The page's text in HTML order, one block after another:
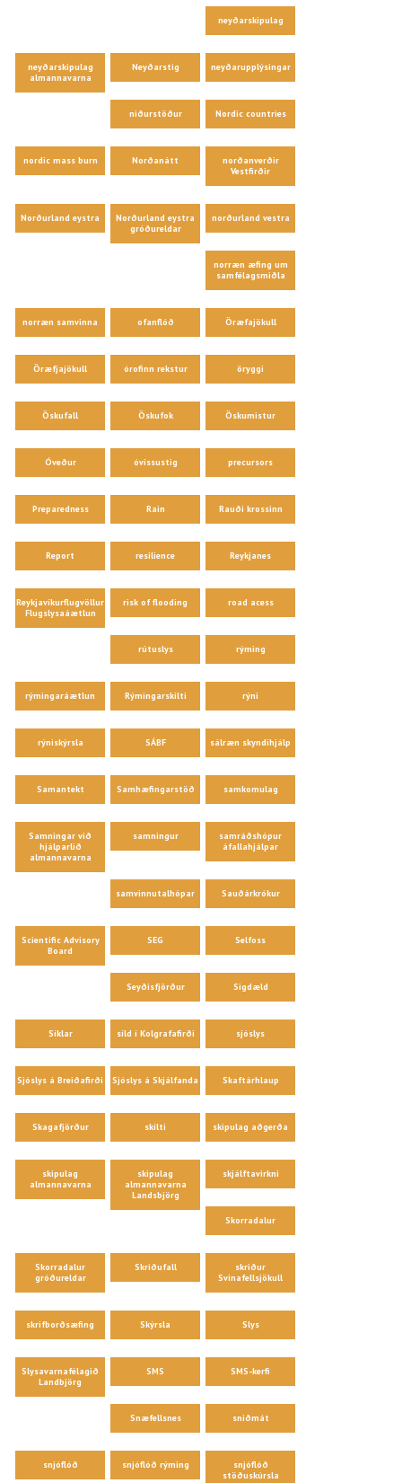
neyðarskipulag
neyðarskipulag
almannavarna
Neyðarstig neyðarupplýsingar
niðurstöður Nordic countries
nordic mass burn Norðanátt
norðanverðir
Vestfirðir
Norðurland eystra
Norðurland eystra
gróðureldar
norðurland vestra
norræn æfing um
samfélagsmiðla
norræn samvinna ofanflóð Öræfajökull
Öræfjajökull órofinn rekstur öryggi
Öskufall Öskufok Öskumistur
Óveður óvissustig precursors
Preparedness Rain Rauði krossinn
Report resilience Reykjanes
Reykjavíkurflugvöllur
Flugslysaáætlun
risk of flooding road acess
rútuslys rýming
rýmingaráætlun Rýmingarskilti rýni
rýniskýrsla SÁBF sálræn skyndihjálp
Samantekt Samhæfingarstöð samkomulag
Samningar við
hjálparlið
almannavarna
samningur
samráðshópur
áfallahjálpar
samvinnutalhópar Sauðárkrókur
Scientific Advisory
Board
SEG Selfoss
Seyðisfjörður Sigdæld
Síklar síld í Kolgrafafirði sjóslys
Sjóslys á Breiðafirði Sjóslys á Skjálfanda Skaftárhlaup
Skagafjörður skilti skipulag aðgerða
skipulag
almannavarna
skipulag
almannavarna
Landsbjörg
skjálftavirkni
Skorradalur
Skorradalur
gróðureldar
Skriðufall
skriður
Svínafellsjökull
skrifborðsæfing Skýrsla Slys
Slysavarnafélagið
Landbjörg
SMS SMS-kerfi
Snæfellsnes sniðmát
snjóflóð snjóflóð rýming
snjóflóð
stöðuskúrsla